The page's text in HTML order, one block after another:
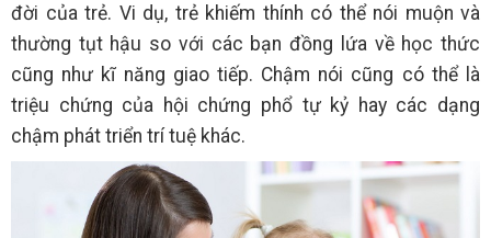
đời của trẻ. Vi dụ, trẻ khiếm thính có thể nói muộn và
thường tụt hậu so với các bạn đồng lứa về học thức
cũng như kĩ năng giao tiếp. Chậm nói cũng có thể là
triệu chứng của hội chứng phổ tự kỷ hay các dạng
chậm phát triển trí tuệ khác.